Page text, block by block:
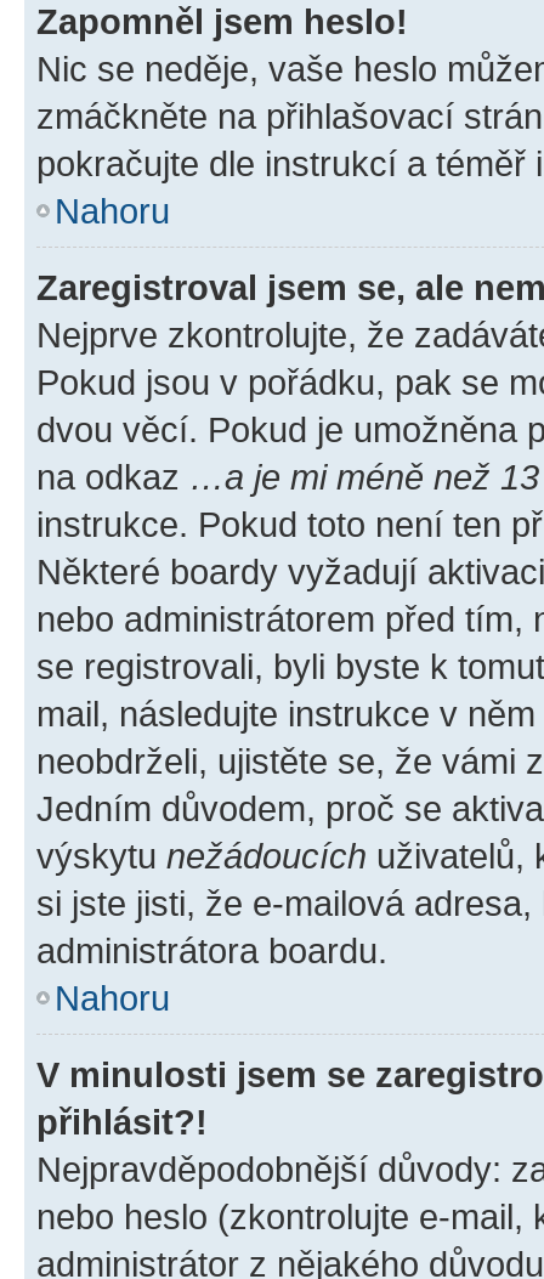
Zapomněl jsem heslo!
Nic se neděje, vaše heslo
zmáčkněte na přihlašovací
pokračujte dle instrukcí a téměř
Nahoru
Zaregistroval jsem se, ale
Nejprve zkontrolujte, že
Pokud jsou v pořádku, pak se
dvou věcí. Pokud je umožněna
na odkaz …a je mi méně než
instrukce. Pokud toto není ten
Některé boardy vyžadují
nebo administrátorem před tím,
se registrovali, byli byste k
mail, následujte instrukce v
neobdrželi, ujistěte se, že vámi
Jedním důvodem, proč se
výskytu nežádoucích uživatelů,
si jste jisti, že e-mailová
administrátora boardu.
Nahoru
V minulosti jsem se
přihlásit?!
Nejpravděpodobnější důvody:
nebo heslo (zkontrolujte e-
administrátor z nějakého